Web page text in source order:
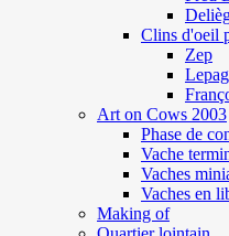
Clins d'oeil
Zep
Art on Cows 2003
Phase de
Vache
Vaches
Vaches en
Making of